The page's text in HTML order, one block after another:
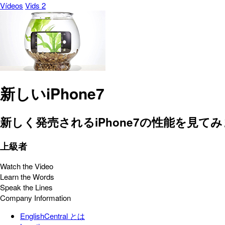
Vídeos Vids 2
新しいiPhone7
新しく発売されるiPhone7の性能を見てみ
上級者
Watch the Video
Learn the Words
Speak the Lines
Company Information
EnglishCentral とは